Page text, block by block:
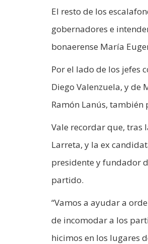
El resto de los
gobernadores e
bonaerense María
Por el lado de los jefes
Diego Valenzuela, y de
Ramón Lanús,
Vale recordar que, tras
Larreta, y la ex
presidente y fundador
partido.
“Vamos a ayudar a
de incomodar a los
hicimos en los lugares